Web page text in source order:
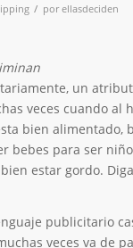
/ porellasdeciden
un
veces cuando al
bien alimentado,
bebes para ser
estar gordo.
publicitario
veces va de